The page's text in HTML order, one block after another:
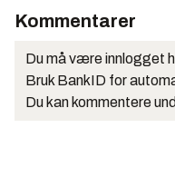
Kommentarer
Du må være innlogget
Bruk BankID for
Du kan kommentere